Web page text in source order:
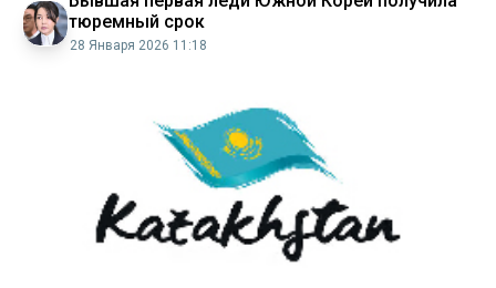
тюремный срок
28 Января 2026 11:18